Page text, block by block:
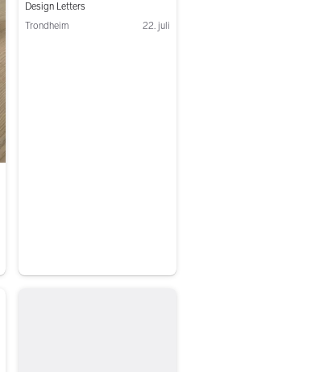
Design Letters
Trondheim
22. juli